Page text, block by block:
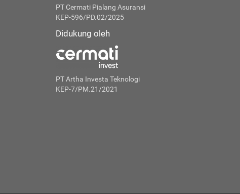
PT Cermati Pialang Asuransi
KEP-596/PD.02/2025
Didukung oleh
PT Artha Investa Teknologi
KEP-7/PM.21/2021